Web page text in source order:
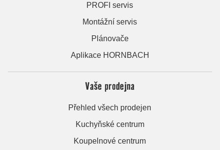
PROFI servis
Montážní servis
Plánovače
Aplikace HORNBACH
Vaše prodejna
Přehled všech prodejen
Kuchyňské centrum
Koupelnové centrum